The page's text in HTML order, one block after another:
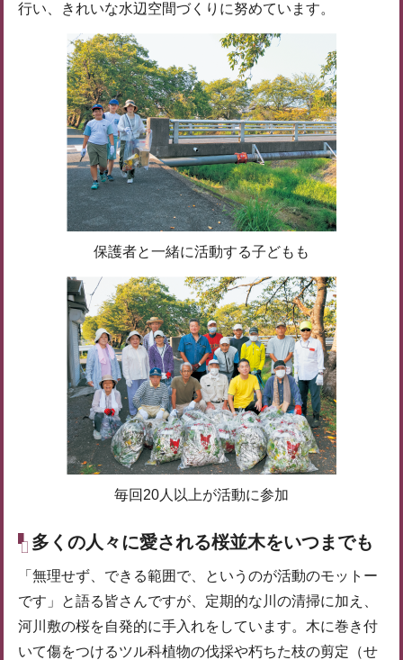
行い、きれいな水辺空間づくりに努めています。
保護者と一緒に活動する子どもも
毎回20人以上が活動に参加
多くの人々に愛される桜並木をいつまでも
「無理せず、できる範囲で、というのが活動のモットー
です」と語る皆さんですが、定期的な川の清掃に加え、
河川敷の桜を自発的に手入れをしています。木に巻き付
いて傷をつけるツル科植物の伐採や朽ちた枝の剪定（せ